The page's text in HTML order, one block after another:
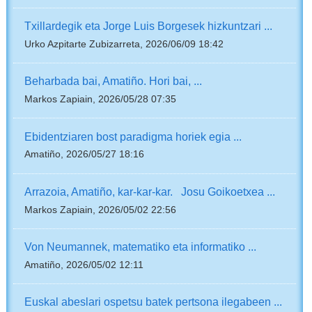
Txillardegik eta Jorge Luis Borgesek hizkuntzari ...
Urko Azpitarte Zubizarreta, 2026/06/09 18:42
Beharbada bai, Amatiño. Hori bai, ...
Markos Zapiain, 2026/05/28 07:35
Ebidentziaren bost paradigma horiek egia ...
Amatiño, 2026/05/27 18:16
Arrazoia, Amatiño, kar-kar-kar. Josu Goikoetxea ...
Markos Zapiain, 2026/05/02 22:56
Von Neumannek, matematiko eta informatiko ...
Amatiño, 2026/05/02 12:11
Euskal abeslari ospetsu batek pertsona ilegabeen ...